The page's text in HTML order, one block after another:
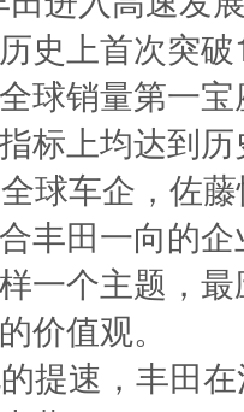
史上首次突
球销量第一
标上均达到
球车企，佐
丰田一向的
一个主题，
价值观。
提速，丰田